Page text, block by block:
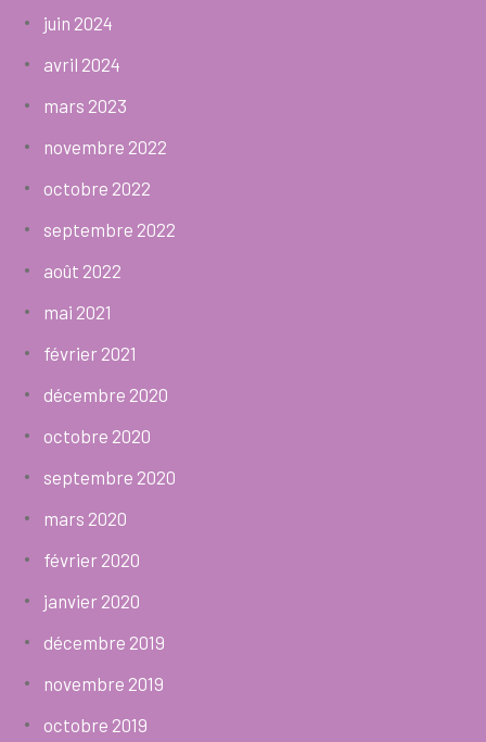
juin 2024
avril 2024
mars 2023
novembre 2022
octobre 2022
septembre 2022
août 2022
mai 2021
février 2021
décembre 2020
octobre 2020
septembre 2020
mars 2020
février 2020
janvier 2020
décembre 2019
novembre 2019
octobre 2019